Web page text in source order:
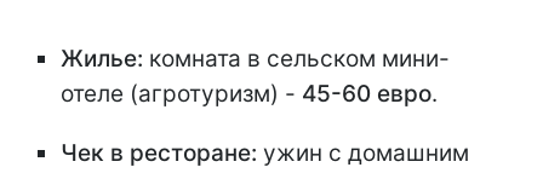
Жилье: комната в сельском мини-
отеле (агротуризм) - 45-60 евро.
Чек в ресторане: ужин с домашним